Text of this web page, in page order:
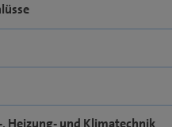
Heizung- und Klimatechnik